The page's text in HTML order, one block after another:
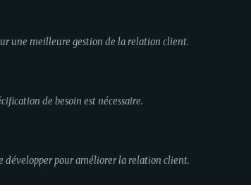
une meilleure gestion de la relation client.
de besoin est nécessaire.
développer pour améliorer la relation client.